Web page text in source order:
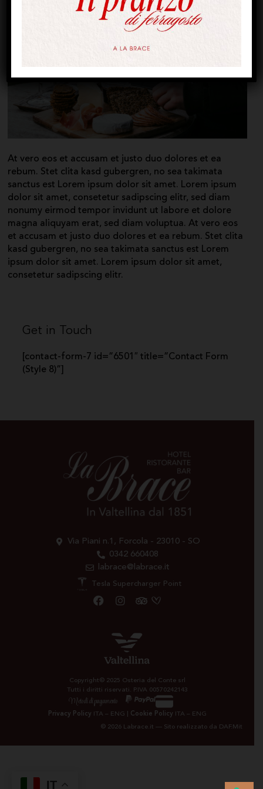
At vero eos et accusam et justo duo dolores et ea
rebum. Stet clita kasd gubergren, no sea takimata
sanctus est Lorem ipsum dolor sit amet. Lorem ipsum
dolor sit amet, consetetur sadipscing elitr, sed diam
nonumy eirmod tempor invidunt ut labore et dolore
magna aliquyam erat, sed diam voluptua. At vero eos
et accusam et justo duo dolores et ea rebum. Stet clita
kasd gubergren, no sea takimata sanctus est Lorem
ipsum dolor sit amet. Lorem ipsum dolor sit amet,
consetetur sadipscing elitr.
Get in Touch
[contact-form-7 id=”6501″ title=”Contact Form
(Style 8)”]
Via Piani n.1, Forcola - 23010 - SO
0342 660408
labrace@labrace.it
Tesla Supercharger Point
Copyright© 2025 Osteria del Conte srl
Tutti i diritti riservati. P.IVA 00570242143
Metodi di pagamento
Privacy Policy ITA – ENG Cookie Policy ITA – ENG
© 2026 Labrace.it — Sito realizzato da DAF.Mit
IT